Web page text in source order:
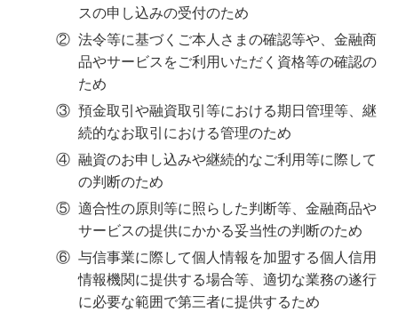
スの申し込みの受付のため
② 法令等に基づくご本人さまの確認等や、金融商
品やサービスをご利用いただく資格等の確認の
ため
③ 預金取引や融資取引等における期日管理等、継
続的なお取引における管理のため
④ 融資のお申し込みや継続的なご利用等に際して
の判断のため
⑤ 適合性の原則等に照らした判断等、金融商品や
サービスの提供にかかる妥当性の判断のため
⑥ 与信事業に際して個人情報を加盟する個人信用
情報機関に提供する場合等、適切な業務の遂行
に必要な範囲で第三者に提供するため